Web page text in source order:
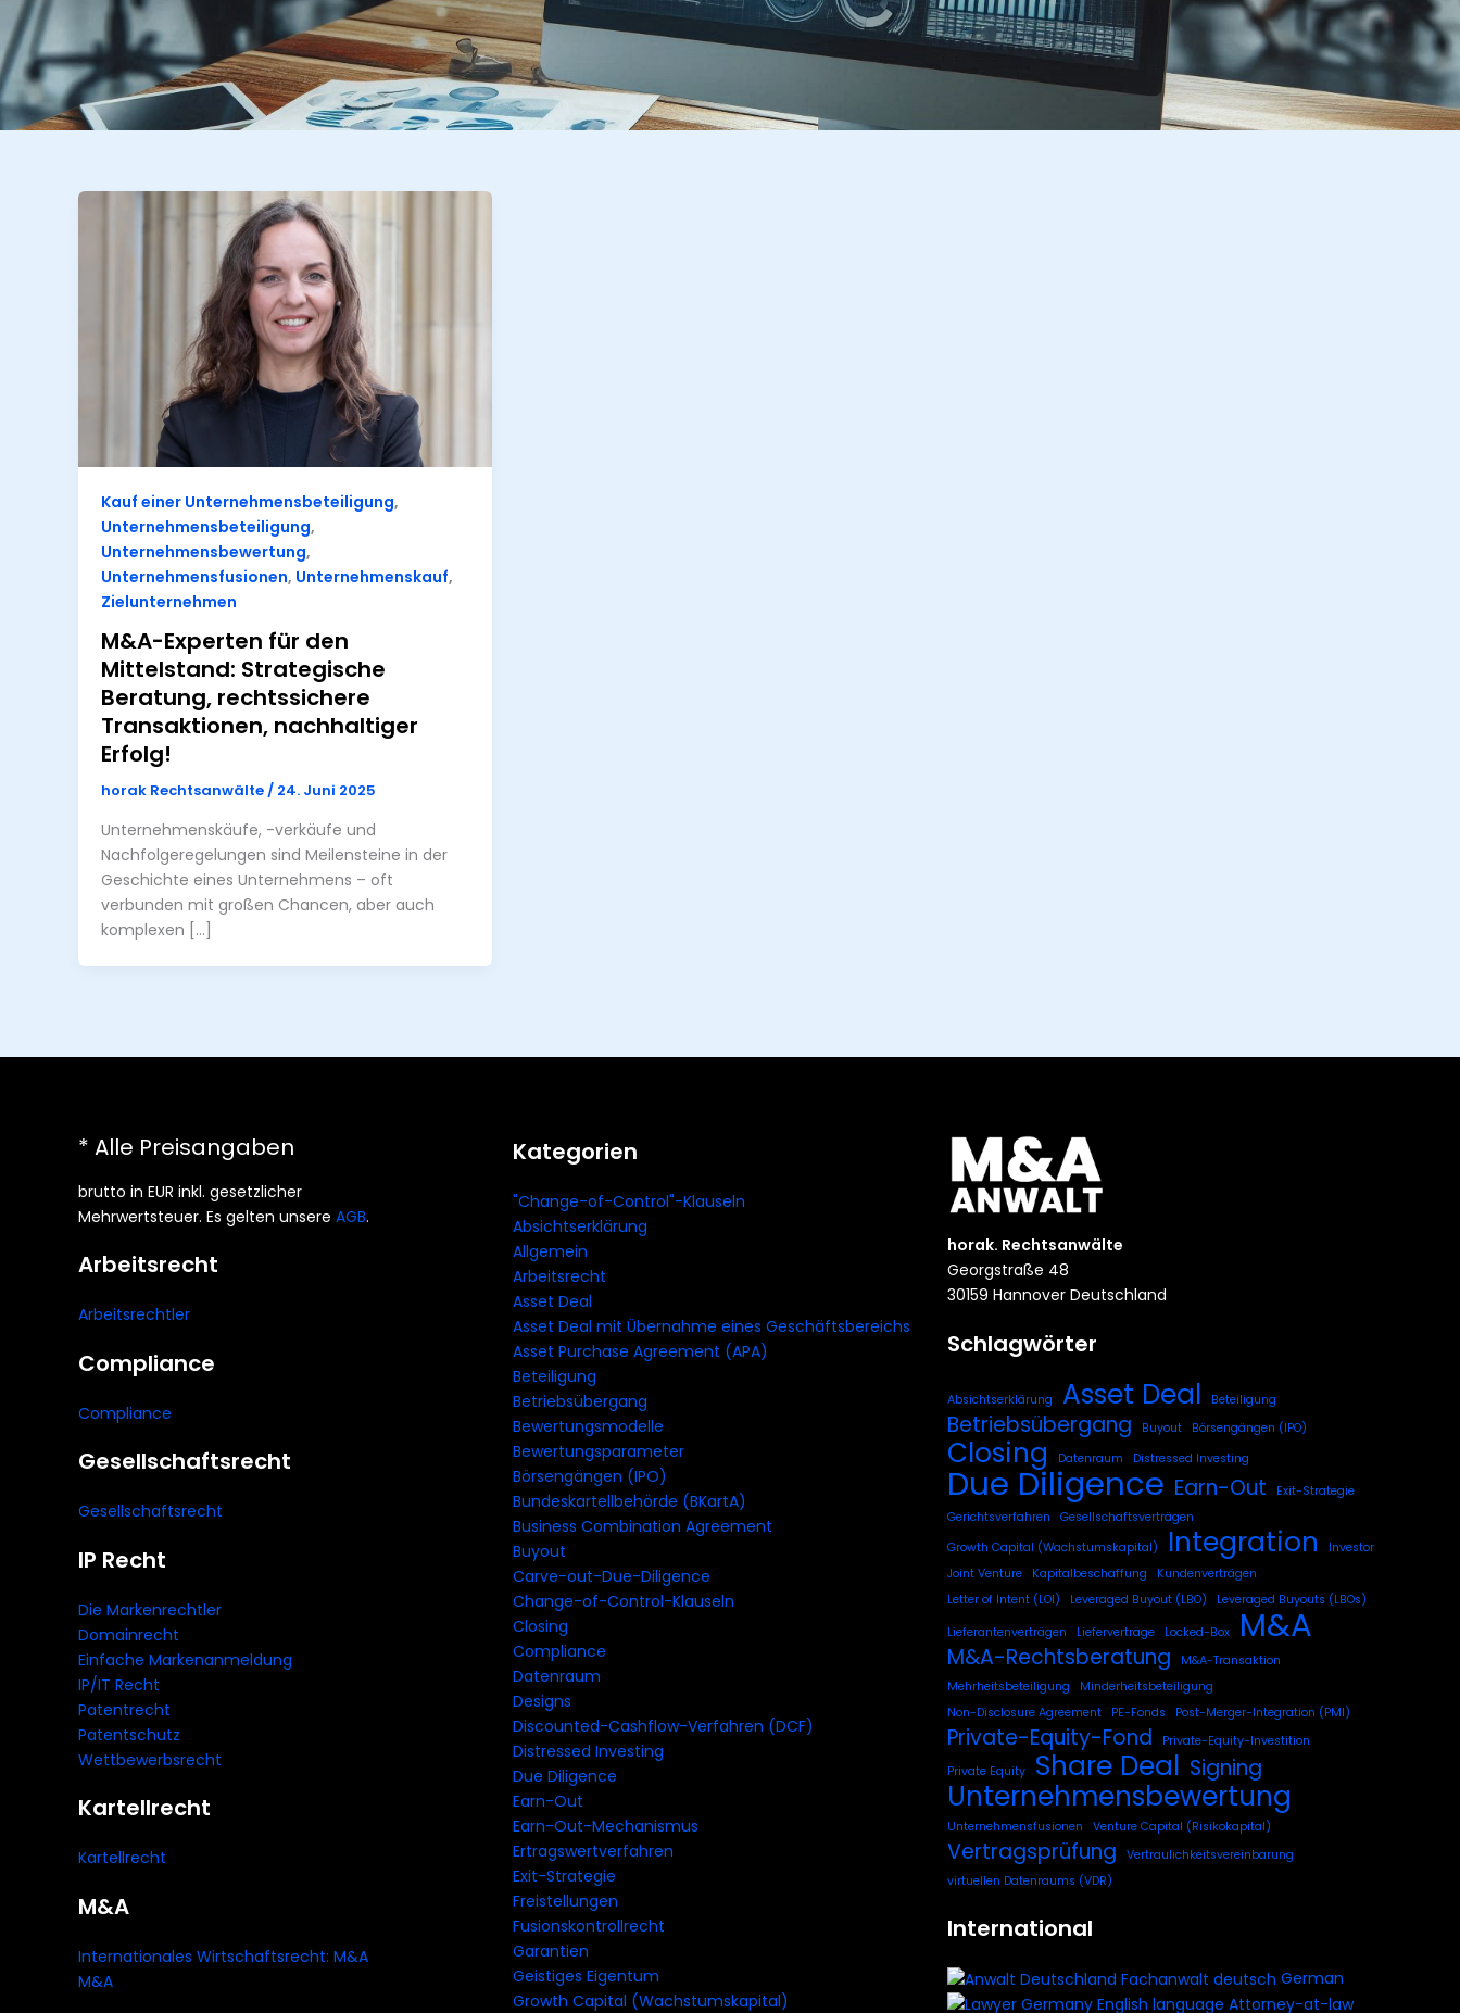
Kauf einer Unternehmensbeteiligung,
Unternehmensbeteiligung,
Unternehmensbewertung,
Unternehmensfusionen, Unternehmenskauf,
Zielunternehmen
M&A-Experten für den
Mittelstand: Strategische
Beratung, rechtssichere
Transaktionen, nachhaltiger
Erfolg!
horak Rechtsanwälte/ 24. Juni 2025
Unternehmenskäufe, -verkäufe und
Nachfolgeregelungen sind Meilensteine in der
Geschichte eines Unternehmens – oft
verbunden mit großen Chancen, aber auch
komplexen […]
* Alle Preisangaben
brutto in EUR inkl. gesetzlicher
Mehrwertsteuer. Es gelten unsere AGB.
Arbeitsrecht
Arbeitsrechtler
Compliance
Compliance
Gesellschaftsrecht
Gesellschaftsrecht
IP Recht
Die Markenrechtler
Domainrecht
Einfache Markenanmeldung
IP/IT Recht
Patentrecht
Patentschutz
Wettbewerbsrecht
Kartellrecht
Kartellrecht
M&A
Internationales Wirtschaftsrecht: M&A
M&A
Kategorien
"Change-of-Control"-Klauseln
Absichtserklärung
Allgemein
Arbeitsrecht
Asset Deal
Asset Deal mit Übernahme eines Geschäftsbereichs
Asset Purchase Agreement (APA)
Beteiligung
Betriebsübergang
Bewertungsmodelle
Bewertungsparameter
Börsengängen (IPO)
Bundeskartellbehörde (BKartA)
Business Combination Agreement
Buyout
Carve-out-Due-Diligence
Change-of-Control-Klauseln
Closing
Compliance
Datenraum
Designs
Discounted-Cashflow-Verfahren (DCF)
Distressed Investing
Due Diligence
Earn-Out
Earn-Out-Mechanismus
Ertragswertverfahren
Exit-Strategie
Freistellungen
Fusionskontrollrecht
Garantien
Geistiges Eigentum
Growth Capital (Wachstumskapital)
horak. Rechtsanwälte
Georgstraße 48
30159 Hannover Deutschland
Schlagwörter
Absichtserklärung Asset Deal Beteiligung
Betriebsübergang Buyout Börsengängen (IPO)
Closing Datenraum Distressed Investing
Due Diligence Earn-Out
Exit-Strategie
Gerichtsverfahren
Gesellschaftsverträgen
Growth Capital (Wachstumskapital)
Integration
Investor
Joint Venture
Kapitalbeschaffung
Kundenverträgen
Letter of Intent (LOI)
Leveraged Buyout (LBO)
Leveraged Buyouts (LBOs)
Lieferantenverträgen
Lieferverträge Locked-Box M&A
M&A-Rechtsberatung
M&A-Transaktion
Mehrheitsbeteiligung
Minderheitsbeteiligung
Non-Disclosure Agreement
PE-Fonds Post-Merger-Integration (PMI)
Private-Equity-Fond
Private-Equity-Investition
Private Equity
Share Deal Signing
Unternehmensbewertung
Unternehmensfusionen Venture Capital (Risikokapital)
Vertragsprüfung
Vertraulichkeitsvereinbarung
virtuellen Datenraums (VDR)
International
German